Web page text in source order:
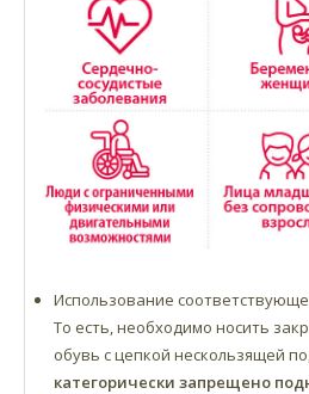
Использование
То есть, необходимо носить
обувь с цепкой нескользящей
категорически запрещено